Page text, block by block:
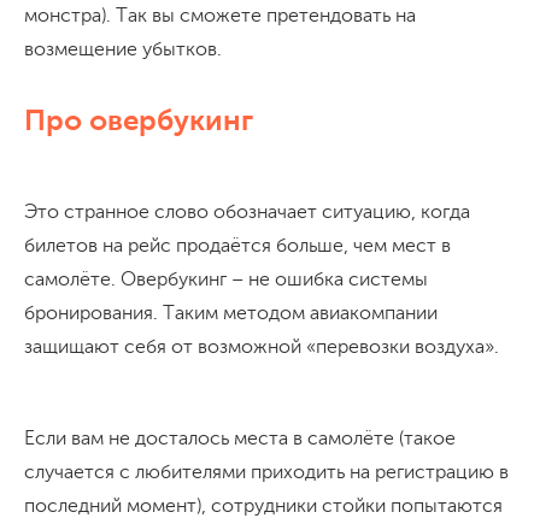
монстра). Так вы сможете претендовать на
возмещение убытков.
Про овербукинг
Это странное слово обозначает ситуацию, когда
билетов на рейс продаётся больше, чем мест в
самолёте. Овербукинг – не ошибка системы
бронирования. Таким методом авиакомпании
защищают себя от возможной «перевозки воздуха».
Если вам не досталось места в самолёте (такое
случается с любителями приходить на регистрацию в
последний момент), сотрудники стойки попытаются